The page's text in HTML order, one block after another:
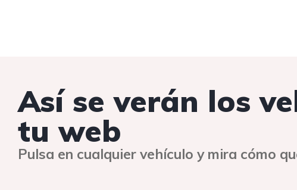
Así se verán los
tu web
Pulsa en cualquier vehículo y mira cómo